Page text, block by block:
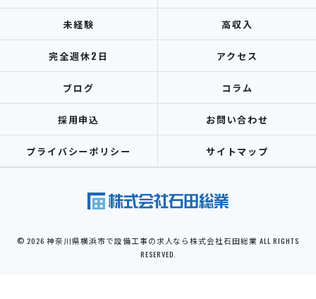
未経験 高収入
完全週休2日 アクセス
ブログ コラム
採用申込 お問い合わせ
プライバシーポリシー サイトマップ
© 2026 神奈川県横浜市で設備工事の求人なら株式会社石田総業 ALL RIGHTS
RESERVED.